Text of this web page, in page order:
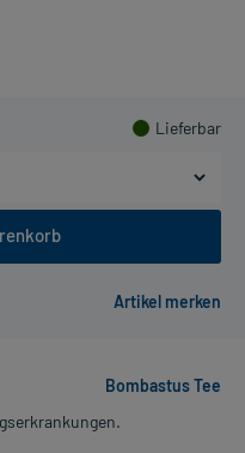
Lieferbar
Bombastus Tee